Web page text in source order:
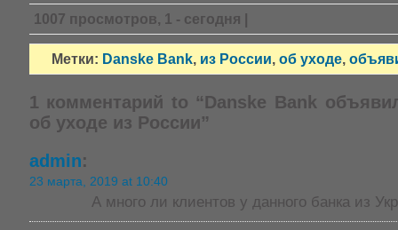
1007 просмотров, 1 - сегодня |
Метки: Danske Bank, из России, об уходе,
1 комментарий to “Danske Bank
об уходе из России”
admin:
23 марта, 2019 at 10:40
А много ли клиентов у данного банка из